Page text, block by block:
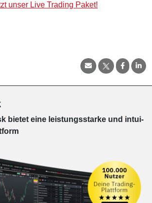
unser Live Trading Paket!
bie­tet eine leis­tungs­star­ke und in­tui­